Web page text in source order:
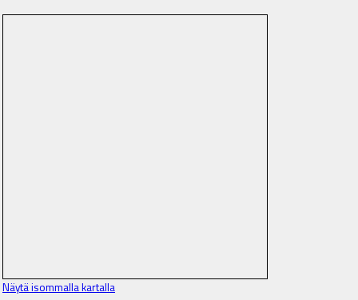
Näytä isommalla kartalla